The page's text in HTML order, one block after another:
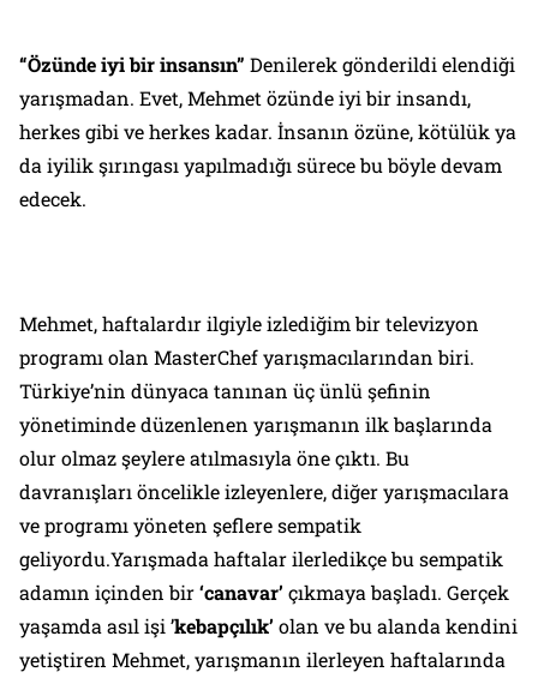
“Özünde iyi bir insansın” Denilerek gönderildi elendiği
yarışmadan. Evet, Mehmet özünde iyi bir insandı,
herkes gibi ve herkes kadar. İnsanın özüne, kötülük ya
da iyilik şırıngası yapılmadığı sürece bu böyle devam
edecek.
Mehmet, haftalardır ilgiyle izlediğim bir televizyon
programı olan MasterChefyarışmacılarından biri.
Türkiye’nin dünyaca tanınan üç ünlü şefinin
yönetiminde düzenlenen yarışmanın ilk başlarında
olur olmaz şeylere atılmasıyla öne çıktı. Bu
davranışları öncelikle izleyenlere, diğer yarışmacılara
ve programı yöneten şeflere sempatik
geliyordu.Yarışmada haftalar ilerledikçe bu sempatik
adamın içinden bir‘canavar’ çıkmaya başladı. Gerçek
yaşamda asıl işi ’kebapçılık’ olan ve bu alanda kendini
yetiştiren Mehmet, yarışmanın ilerleyen haftalarında